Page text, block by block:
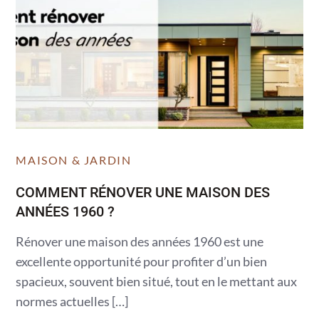
MAISON & JARDIN
COMMENT RÉNOVER UNE MAISON DES
ANNÉES 1960 ?
Rénover une maison des années 1960 est une
excellente opportunité pour profiter d’un bien
spacieux, souvent bien situé, tout en le mettant aux
normes actuelles […]